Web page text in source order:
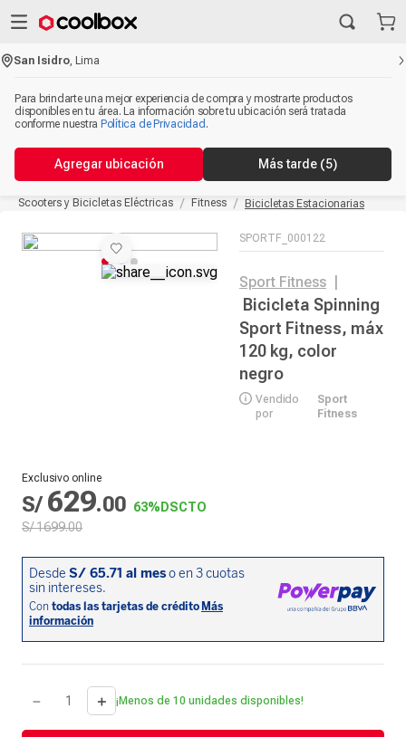
San Isidro ,Lima
Para brindarte una mejor experiencia de compra y mostrarte productos
disponibles en tu área. La información sobre tu ubicación será tratada
conforme nuestra Política de Privacidad .
Agregar ubicación Más tarde (5)
Scooters y Bicicletas Eléctricas Fitness Bicicletas Estacionarias
SPORTF_000122
Sport Fitness
Bicicleta Spinning
Sport Fitness, máx
120 kg, color
negro
Vendido
por
Sport
Fitness
Exclusivo online
S/ 629.00 63% DSCTO
S/1699.00
＋
－ ¡Menos de 10 unidades disponibles!